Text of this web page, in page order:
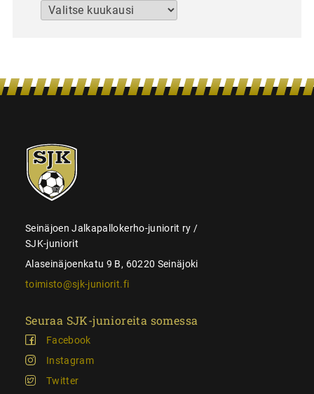
Arkistot
SJK-
juniorit
Seinäjoen Jalkapallokerho-juniorit ry /
SJK-juniorit
Alaseinäjoenkatu 9 B, 60220 Seinäjoki
toimisto@sjk-juniorit.fi
Seuraa SJK-junioreita somessa
Facebook
Instagram
Twitter